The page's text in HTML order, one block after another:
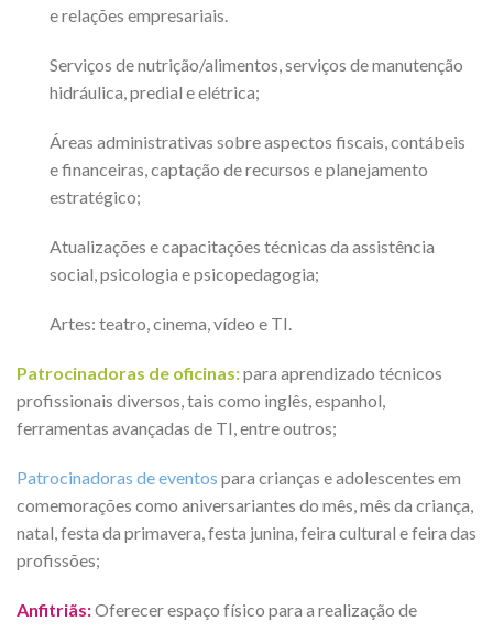
e relações empresariais.
Serviços de nutrição/alimentos, serviços de manutenção
hidráulica, predial e elétrica;
Áreas administrativas sobre aspectos fiscais, contábeis
e financeiras, captação de recursos e planejamento
estratégico;
Atualizações e capacitações técnicas da assistência
social, psicologia e psicopedagogia;
Artes: teatro, cinema, vídeo e TI.
Patrocinadoras de oficinas:para aprendizado técnicos
profissionais diversos, tais como inglês, espanhol,
ferramentas avançadas de TI, entre outros;
Patrocinadoras de eventos para crianças e adolescentes em
comemorações como aniversariantes do mês, mês da criança,
natal, festa da primavera, festa junina, feira cultural e feira das
profissões;
Anfitriãs:Oferecer espaço físico para a realização de